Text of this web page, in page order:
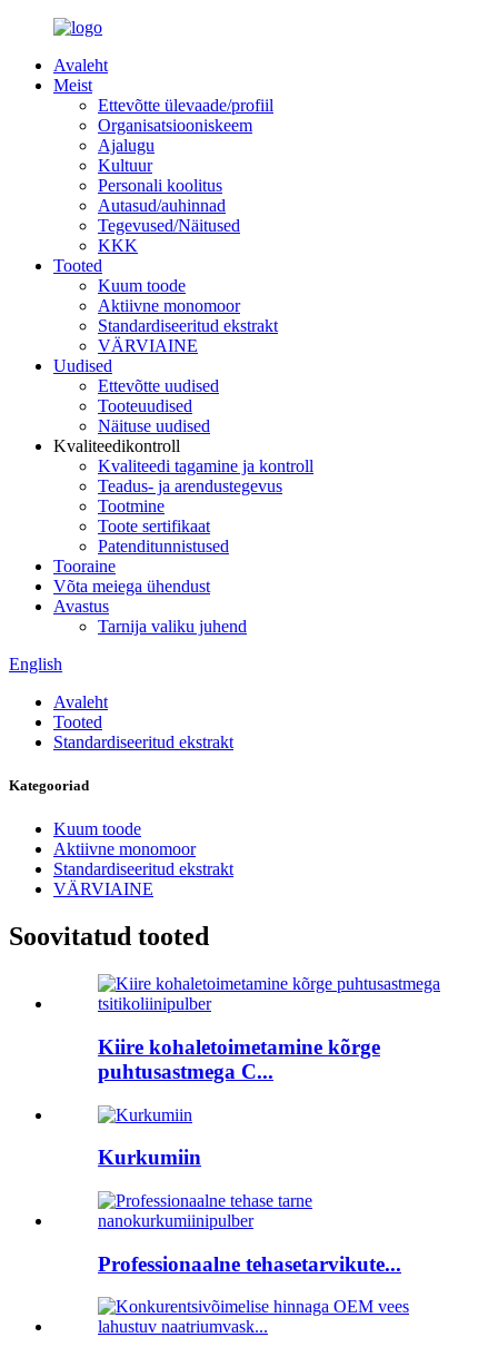
Avaleht
Meist
Ettevõtte ülevaade/profiil
Organisatsiooniskeem
Ajalugu
Kultuur
Personali koolitus
Autasud/auhinnad
Tegevused/Näitused
KKK
Tooted
Kuum toode
Aktiivne monomoor
Standardiseeritud ekstrakt
VÄRVIAINE
Uudised
Ettevõtte uudised
Tooteuudised
Näituse uudised
Kvaliteedikontroll
Kvaliteedi tagamine ja kontroll
Teadus- ja arendustegevus
Tootmine
Toote sertifikaat
Patenditunnistused
Tooraine
Võta meiega ühendust
Avastus
Tarnija valiku juhend
English
Avaleht
Tooted
Standardiseeritud ekstrakt
Kategooriad
Kuum toode
Aktiivne monomoor
Standardiseeritud ekstrakt
VÄRVIAINE
Soovitatud tooted
Kiire kohaletoimetamine kõrge
puhtusastmega C...
Kurkumiin
Professionaalne tehasetarvikute...